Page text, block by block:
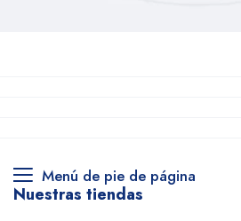
Menú de pie de página
Nuestras tiendas